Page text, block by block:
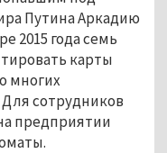
Путина Аркадию
2015 года семь
карты
многих
Для сотрудников
предприятии